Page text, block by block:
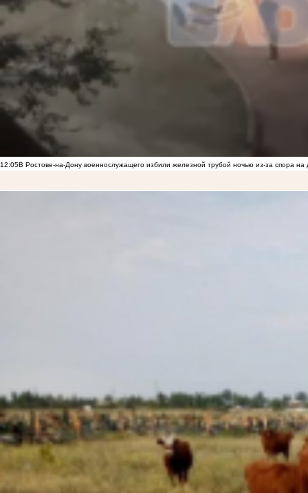
12:05В Ростове-на-Дону военнослужащего избили железной трубой ночью из-за спора на